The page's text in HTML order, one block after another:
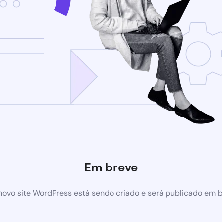
Em breve
site WordPress está sendo criado e será publicado em